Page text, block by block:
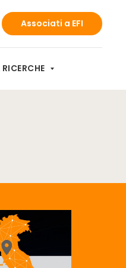
Associati a EFI